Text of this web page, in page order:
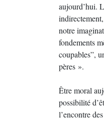
aujourd’hui.
notre
fondements
coupables”,
pères ».
Être moral
possibilité
l’encontre